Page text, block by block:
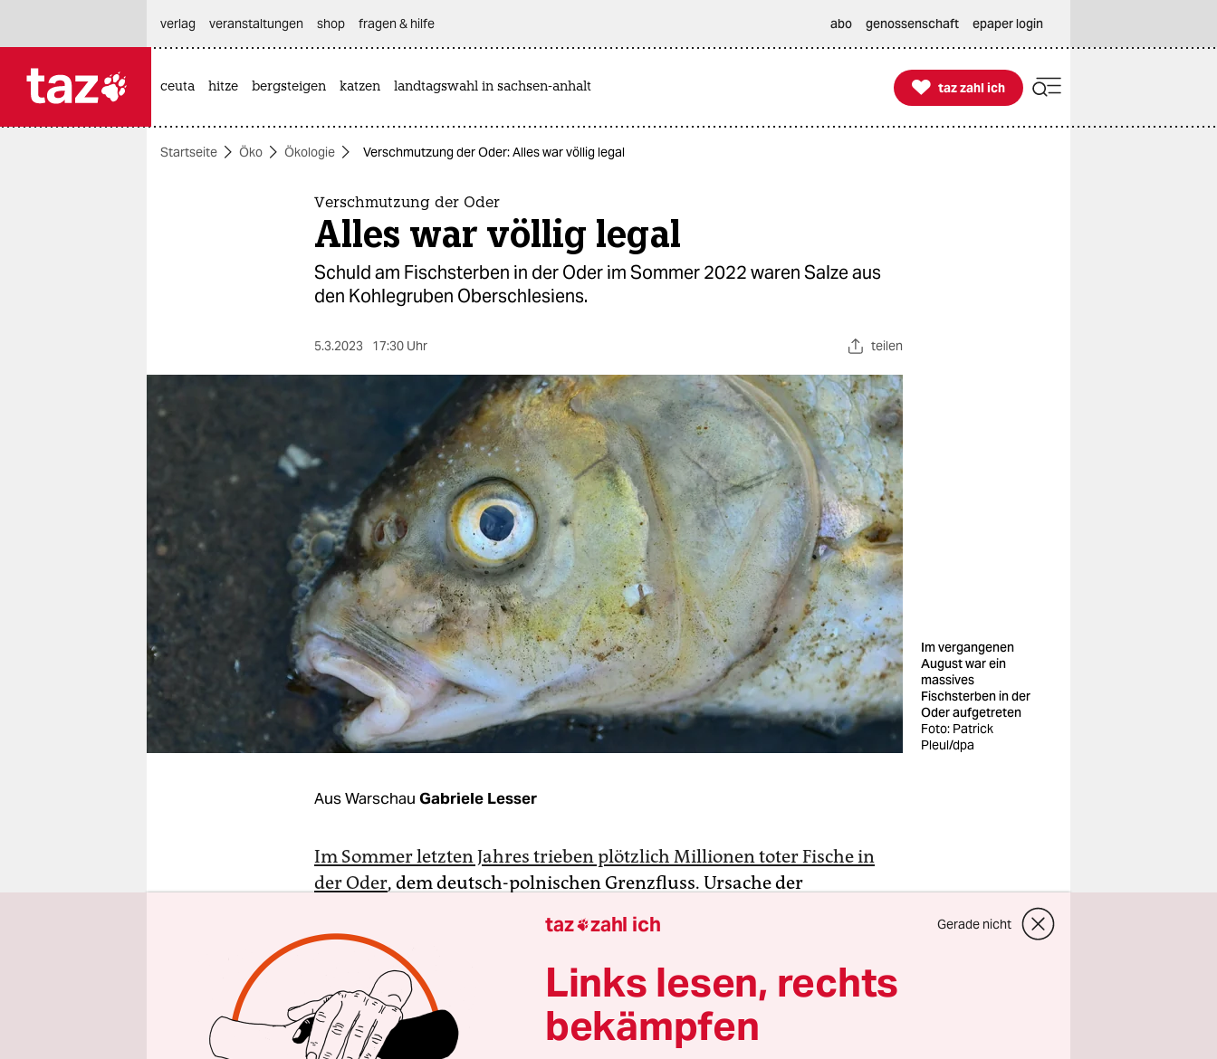
themen
berlin
wahrheit
verlag
verlag
veranstaltungen
shop
fragen & hilfe
unterstützen
verlag
veranstaltungen shop fragen & hilfe abo genossenschaft epaper login
ceuta hitze bergsteigen katzen landtagswahl in sachsen-anhalt 
taz zahl ich
taz zahl ich
Startseite Öko Ökologie Verschmutzung der Oder: Alles war völlig legal
Verschmutzung der Oder
Alles war völlig legal
Schuld am Fischsterben in der Oder im Sommer 2022 waren Salze aus
den Kohlegruben Oberschlesiens.
5.3.2023 17:30 Uhr teilen
Im vergangenen
August war ein
massives
Fischsterben in der
Oder aufgetreten
Foto: Patrick
Pleul/dpa
Aus Warschau Gabriele Lesser
Im Sommer letzten Jahres trieben plötzlich Millionen toter Fische in
der Oder, dem deutsch-polnischen Grenzfluss. Ursache der
Wochen fanden Forscher heraus, dass eine Alge, die normalerweise
nur in salzhaltigem Brackwasser vorkommt, den Fluss vergiftet hatte.
Doch woher kam das Salz?
Am Wochenende gab das polnische Bergbauunternehmen Jastrzębska
taz zahl ich Gerade nicht
Links lesen, rechts
bekämpfen